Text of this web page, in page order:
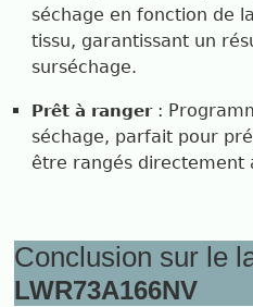
séchage en fonction de
tissu, garantissant un
surséchage.
Prêt à ranger:
séchage, parfait pour
être rangés directement
Conclusion sur le
LWR73A166NV